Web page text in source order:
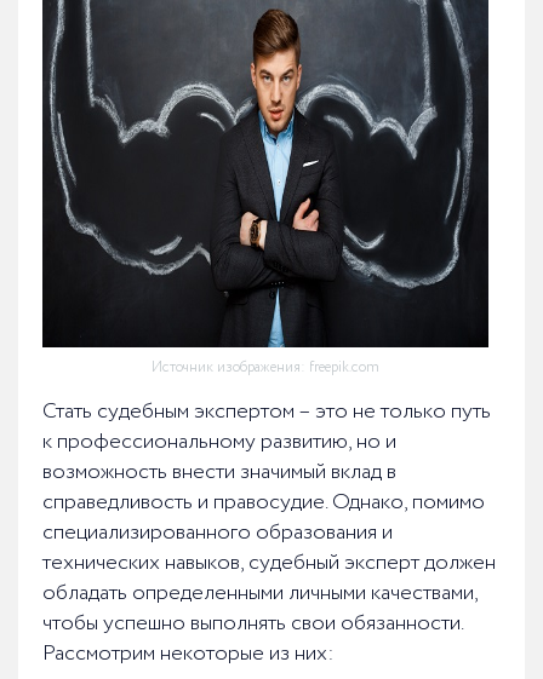
Источник изображения: freepik.com
Стать судебным экспертом – это не только путь
к профессиональному развитию, но и
возможность внести значимый вклад в
справедливость и правосудие. Однако, помимо
специализированного образования и
технических навыков, судебный эксперт должен
обладать определенными личными качествами,
чтобы успешно выполнять свои обязанности.
Рассмотрим некоторые из них: